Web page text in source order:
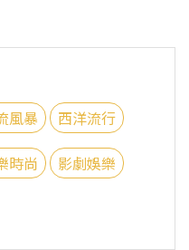
風暴 西洋流行
時尚 影劇娛樂